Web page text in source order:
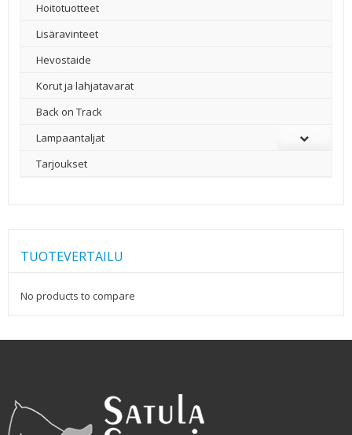
Hoitotuotteet
Lisäravinteet
Hevostaide
Korut ja lahjatavarat
Back on Track
Lampaantaljat
Tarjoukset
TUOTEVERTAILU
No products to compare